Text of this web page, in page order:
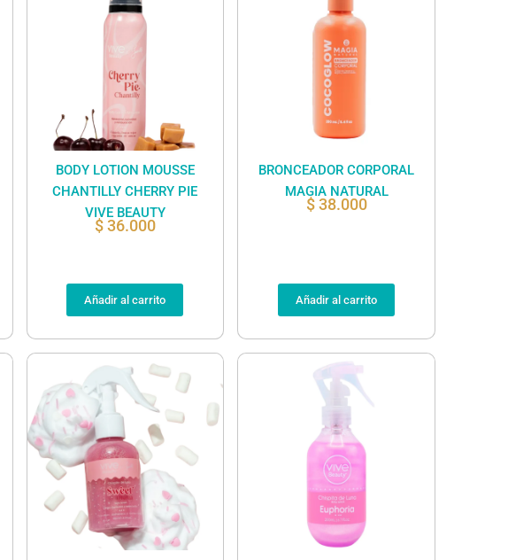
BODY LOTION MOUSSE
CHANTILLY CHERRY PIE
VIVE BEAUTY
$36.000
Añadir al carrito
BRONCEADOR CORPORAL
MAGIA NATURAL
$38.000
Añadir al carrito